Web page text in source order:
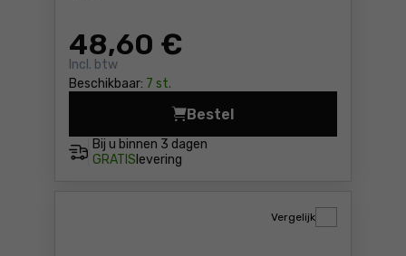
48,60 €
Incl. btw
Beschikbaar: 7 st.
Bij u binnen 3 dagen
GRATIS levering
Bestel
Onderstel voor TS 254 M
Vergelijk